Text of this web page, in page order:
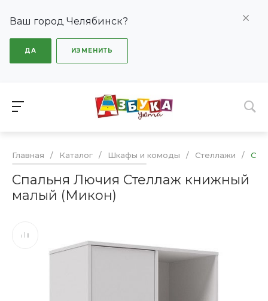
Ваш город Челябинск?
ДА ИЗМЕНИТЬ
Главная / Каталог / Шкафы и комоды / Стеллажи /
Спальня Лючия Стеллаж книжный
малый (Микон)